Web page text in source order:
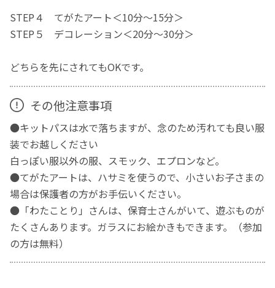
STEP４ てがたアート＜10分～15分＞
STEP５ デコレーション＜20分～30分＞
どちらを先にされてもOKです。
その他注意事項
●キットパスは水で落ちますが、念のため汚れても良い服
装でお越しください
白っぽい服以外の服、スモック、エプロンなど。
●てがたアートは、ハサミを使うので、小さいお子さまの
場合は保護者の方がお手伝いください。
●「わたことり」さんは、保育士さんがいて、遊ぶものが
たくさんあります。ガラスにお絵かきもできます。（参加
の方は無料）